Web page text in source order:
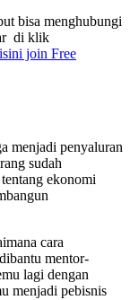
bisa menghubungi
di klik
join Free
menjadi penyaluran
sudah
ekonomi
cara
mentor-
lagi dengan
menjadi pebisnis